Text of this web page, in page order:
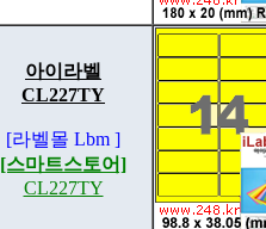
아이라벨
CL227TY
[라벨몰 Lbm ]
[스마트스토어]
CL227TY